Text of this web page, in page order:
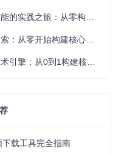
践之旅：从零构建你的技术世界
零开始构建核心系统的实践指南
：从0到1构建核心系统的实践指南
载工具完全指南